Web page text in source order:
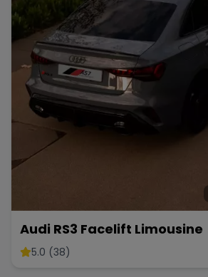
Audi RS3 Facelift Limousine
5.0 (38)